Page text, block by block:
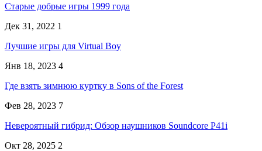
Старые добрые игры 1999 года
Дек 31, 2022 1
Лучшие игры для Virtual Boy
Янв 18, 2023 4
Где взять зимнюю куртку в Sons of the Forest
Фев 28, 2023 7
Невероятный гибрид: Обзор наушников Soundcore P41i
Окт 28, 2025 2